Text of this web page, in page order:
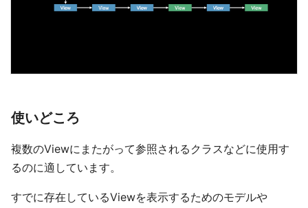
使いどころ
複数のViewにまたがって参照されるクラスなどに使用す
るのに適しています。
すでに存在しているViewを表示するためのモデルや